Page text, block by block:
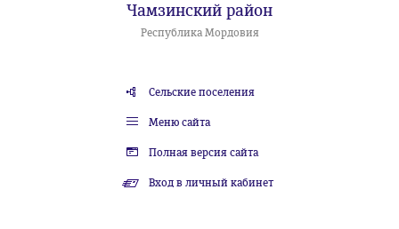
Чамзинский район
Республика Мордовия
Сельские поселения
Меню сайта
Полная версия сайта
Вход в личный кабинет